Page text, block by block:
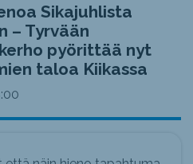
Sikajuhlista
– Tyrvään
pyörittää nyt
taloa Kiikassa